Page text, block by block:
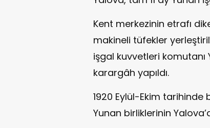
Kent merkezinin etrafı
makineli tüfekler
işgal kuvvetleri komutanı
karargâh yapıldı.
1920 Eylül-Ekim tarihinde
Yunan birliklerinin